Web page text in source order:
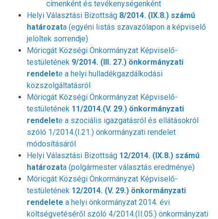
címenként és tevékenységenként
Helyi Választási Bizottság 8/2014. (IX.8.) számú
határozata (egyéni listás szavazólapon a képviselő
jelöltek sorrendje)
Móricgát Községi Önkormányzat Képviselő-
testületének 9/2014. (III. 27.) önkormányzati
rendelete a helyi hulladékgazdálkodási
közszolgáltatásról
Móricgát Községi Önkormányzat Képviselő-
testületének 11/2014.(V. 29.) önkormányzati
rendelete a szociális igazgatásról és ellátásokról
szóló 1/2014.(I.21.) önkormányzati rendelet
módosításáról
Helyi Választási Bizottság 12/2014. (IX.8.) számú
határozata (polgármester választás eredménye)
Móricgát Községi Önkormányzat Képviselő-
testületének 12/2014. (V. 29.) önkormányzati
rendelete a helyi önkormányzat 2014. évi
költségvetéséről szóló 4/2014.(II.05.) önkormányzati